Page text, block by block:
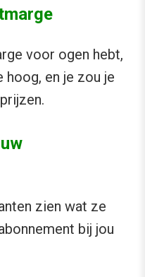
voor ogen hebt,
hoog, en je zou je
zien wat ze
bij jou